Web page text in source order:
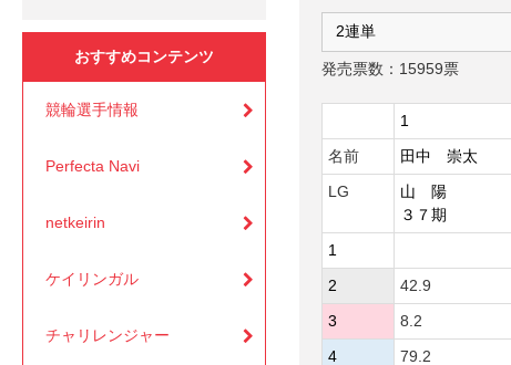
おすすめコンテンツ
競輪選手情報
Perfecta Navi
netkeirin
ケイリンガル
チャリレンジャー
発売票数：15959票
1
名前
田中 崇太
LG
山 陽
３７期
1
2
42.9
3
8.2
4
79.2